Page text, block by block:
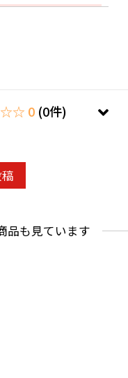
0 (0件)
品も見ています